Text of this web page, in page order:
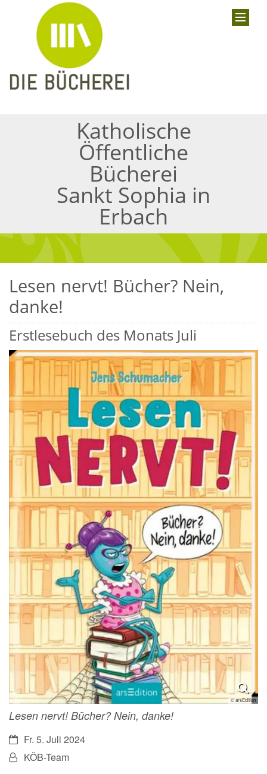
Katholische
Öffentliche
Bücherei
Sankt Sophia in
Erbach
Lesen nervt! Bücher? Nein,
danke!
Erstlesebuch des Monats Juli
© arsEdition
Lesen nervt! Bücher? Nein, danke!
Datum:Fr. 5. Juli 2024
Von:KÖB-Team